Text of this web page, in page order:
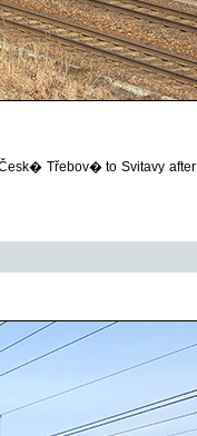
Třebov� to Svitavy after